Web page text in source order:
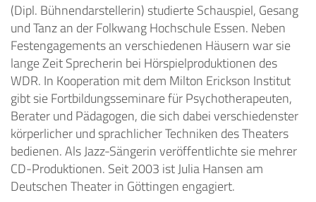
(Dipl. Bühnendarstellerin) studierte Schauspiel, Gesang
und Tanz an der Folkwang Hochschule Essen. Neben
Festengagements an verschiedenen Häusern war sie
lange Zeit Sprecherin bei Hörspielproduktionen des
WDR. In Kooperation mit dem Milton Erickson Institut
gibt sie Fortbildungsseminare für Psychotherapeuten,
Berater und Pädagogen, die sich dabei verschiedenster
körperlicher und sprachlicher Techniken des Theaters
bedienen. Als Jazz-Sängerin veröffentlichte sie mehrer
CD-Produktionen. Seit 2003 ist Julia Hansen am
Deutschen Theater in Göttingen engagiert.